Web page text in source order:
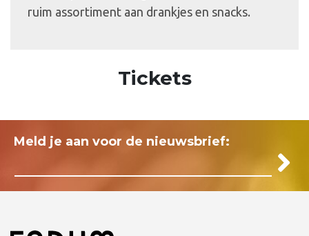
ruim assortiment aan drankjes en snacks.
Tickets
Meld je aan voor de nieuwsbrief: